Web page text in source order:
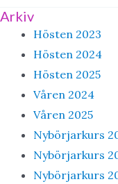
Arkiv
Hösten 2023
Hösten 2024
Hösten 2025
Våren 2024
Våren 2025
Nybörjarkurs
Nybörjarkurs
Nybörjarkurs